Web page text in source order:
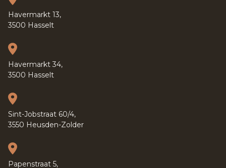
Havermarkt 13,
3500 Hasselt
Havermarkt 34,
3500 Hasselt
Sint-Jobstraat 60/4,
3550 Heusden-Zolder
Papenstraat 5,